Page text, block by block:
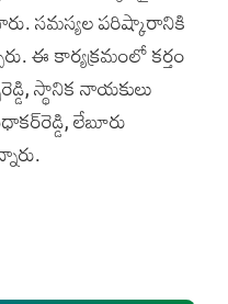
సమస్యల పరిష్కారానికి
ఈ కార్యక్రమంలో కర్తం
స్థానిక నాయకులు
లేబూరు